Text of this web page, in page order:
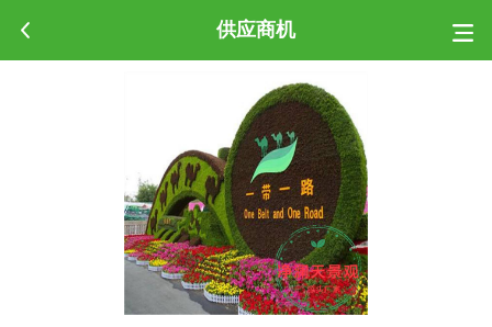
供应商机